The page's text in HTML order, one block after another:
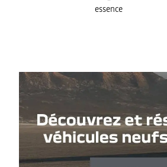
essence